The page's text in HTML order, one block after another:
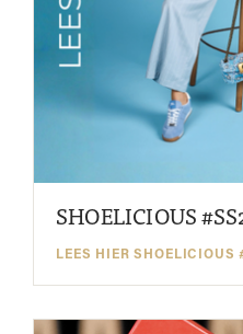
SHOELICIOUS
LEES HIER SHOELICIOUS